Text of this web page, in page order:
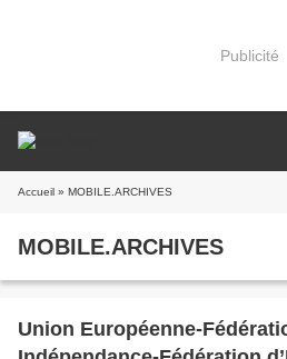
Publicité
Accueil » MOBILE.ARCHIVES
MOBILE.ARCHIVES
Union Européenne-